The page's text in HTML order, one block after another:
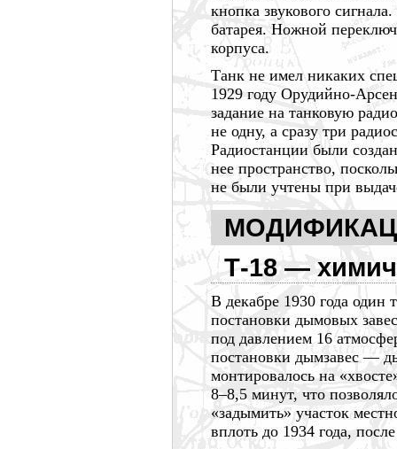
кнопка звукового
батарея. Ножной
корпуса.
Танк не имел никаких
1929 году Орудийно-
задание на танковую
не одну, а сразу три
Радиостанции были
нее пространство,
не были учтены при
Т-18 —
В декабре 1930 года один
постановки дымовых
под давлением 16
постановки дымзавес —
монтировалось на
8–8,5 минут, что
«задымить» участок
вплоть до 1934 года,